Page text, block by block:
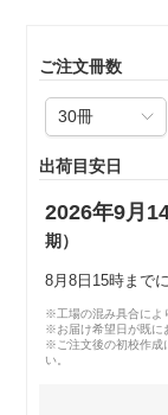
ご注文冊数
出荷目安日
2026年9月
期）
8月8日15時まで
※工場の混み具合によ
※お届け希望日が既に
※ご注文後の初校作成
い。